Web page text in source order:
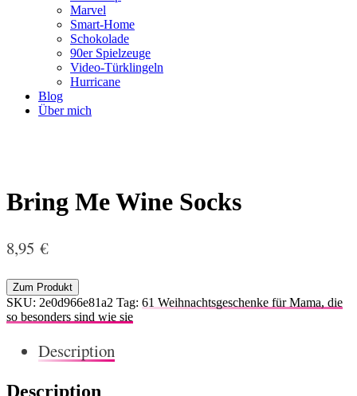
Marvel
Smart-Home
Schokolade
90er Spielzeuge
Video-Türklingeln
Hurricane
Blog
Über mich
Bring Me Wine Socks
8,95 €
Zum Produkt
SKU: 2e0d966e81a2 Tag: 61 Weihnachtsgeschenke für Mama, die
so besonders sind wie sie
Description
Description